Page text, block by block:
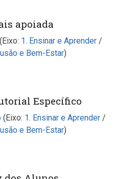
apoiada
(Eixo: 1. Ensinar e Aprender /
e Bem-Estar)
Específico
(Eixo: 1. Ensinar e Aprender /
e Bem-Estar)